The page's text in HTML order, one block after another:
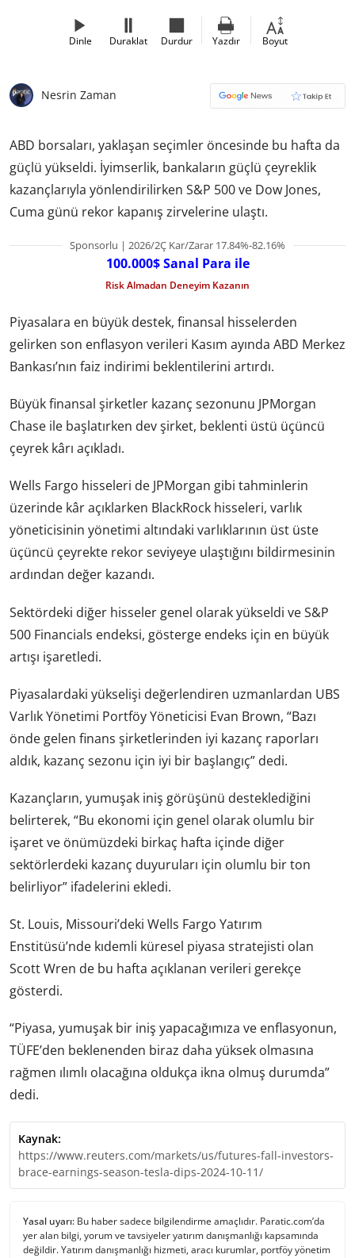
Dinle Duraklat Durdur Yazdır Boyut
Nesrin Zaman
ABD borsaları, yaklaşan seçimler öncesinde bu hafta da
güçlü yükseldi. İyimserlik, bankaların güçlü çeyreklik
kazançlarıyla yönlendirilirken S&P 500 ve Dow Jones,
Cuma günü rekor kapanış zirvelerine ulaştı.
Sponsorlu | 2026/2Ç Kar/Zarar 17.84%-82.16%
100.000$ Sanal Para ile
Risk Almadan Deneyim Kazanın
Piyasalara en büyük destek, finansal hisselerden
gelirken son enflasyon verileri Kasım ayında ABD Merkez
Bankası’nın faiz indirimi beklentilerini artırdı.
Büyük finansal şirketler kazanç sezonunu JPMorgan
Chase ile başlatırken dev şirket, beklenti üstü üçüncü
çeyrek kârı açıkladı.
Wells Fargo hisseleri de JPMorgan gibi tahminlerin
üzerinde kâr açıklarken BlackRock hisseleri, varlık
yöneticisinin yönetimi altındaki varlıklarının üst üste
üçüncü çeyrekte rekor seviyeye ulaştığını bildirmesinin
ardından değer kazandı.
Sektördeki diğer hisseler genel olarak yükseldi ve S&P
500 Financials endeksi, gösterge endeks için en büyük
artışı işaretledi.
Piyasalardaki yükselişi değerlendiren uzmanlardan UBS
Varlık Yönetimi Portföy Yöneticisi Evan Brown, “Bazı
önde gelen finans şirketlerinden iyi kazanç raporları
aldık, kazanç sezonu için iyi bir başlangıç” dedi.
Kazançların, yumuşak iniş görüşünü desteklediğini
belirterek, “Bu ekonomi için genel olarak olumlu bir
işaret ve önümüzdeki birkaç hafta içinde diğer
sektörlerdeki kazanç duyuruları için olumlu bir ton
belirliyor” ifadelerini ekledi.
St. Louis, Missouri’deki Wells Fargo Yatırım
Enstitüsü’nde kıdemli küresel piyasa stratejisti olan
Scott Wren de bu hafta açıklanan verileri gerekçe
gösterdi.
“Piyasa, yumuşak bir iniş yapacağımıza ve enflasyonun,
TÜFE’den beklenenden biraz daha yüksek olmasına
rağmen ılımlı olacağına oldukça ikna olmuş durumda”
dedi.
Kaynak:
https://www.reuters.com/markets/us/futures-fall-investors-
brace-earnings-season-tesla-dips-2024-10-11/
Yasal uyarı: Bu haber sadece bilgilendirme amaçlıdır. Paratic.com’da
yer alan bilgi, yorum ve tavsiyeler yatırım danışmanlığı kapsamında
değildir. Yatırım danışmanlığı hizmeti, aracı kurumlar, portföy yönetim